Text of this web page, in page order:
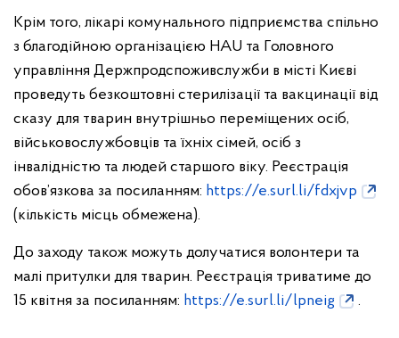
Крім того, лікарі комунального підприємства спільно
з благодійною організацією HAU та Головного
управління Держпродспоживслужби в місті Києві
проведуть безкоштовні стерилізації та вакцинації від
сказу для тварин внутрішньо переміщених осіб,
військовослужбовців та їхніх сімей, осіб з
інвалідністю та людей старшого віку. Реєстрація
обов’язкова за посиланням: https://e.surl.li/fdxjvp
(кількість місць обмежена).
До заходу також можуть долучатися волонтери та
малі притулки для тварин. Реєстрація триватиме до
15 квітня за посиланням: https://e.surl.li/lpneig .